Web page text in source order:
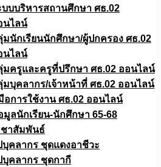
บบบริหารสถานศึกษา ศธ.02
นไลน์
มนักเรียนนักศึกษา/ผู้ปกครอง ศธ.02
นไลน์
มครูและครูที่ปรึกษา ศธ.02 ออนไลน์
มบุคลากร/เจ้าหน้าที่ ศธ.02 ออนไลน์
อการใช้งาน ศธ.02 ออนไลน์
มูลนักเรียน-นักศึกษา 65-68
ชาสัมพันธ์
บุคลากร ชุดแดงอาชีวะ
บุคลากร ชุดกากี